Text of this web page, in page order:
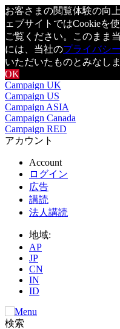
お客さまの閲覧体験の向
ェブサイトではCookieを
ご覧ください。このまま
には、当社のプライバシ
いただいたものとみなしま
OK
Campaign UK
Campaign US
Campaign ASIA
Campaign Canada
Campaign RED
アカウント
Account
ログイン
広告
講読
法人講読
地域:
AP
JP
CN
IN
ID
検索